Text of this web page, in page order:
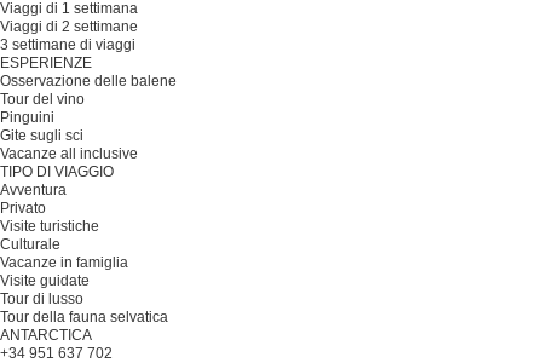
Viaggi di 1 settimana
Viaggi di 2 settimane
3 settimane di viaggi
ESPERIENZE
Osservazione delle balene
Tour del vino
Pinguini
Gite sugli sci
Vacanze all inclusive
TIPO DI VIAGGIO
Avventura
Privato
Visite turistiche
Culturale
Vacanze in famiglia
Visite guidate
Tour di lusso
Tour della fauna selvatica
ANTARCTICA
+34 951 637 702